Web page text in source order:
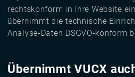
rechtskonform in Ihre Website
übernimmt die technische
Analyse-Daten DSGVO-konform
Übernimmt VUCX